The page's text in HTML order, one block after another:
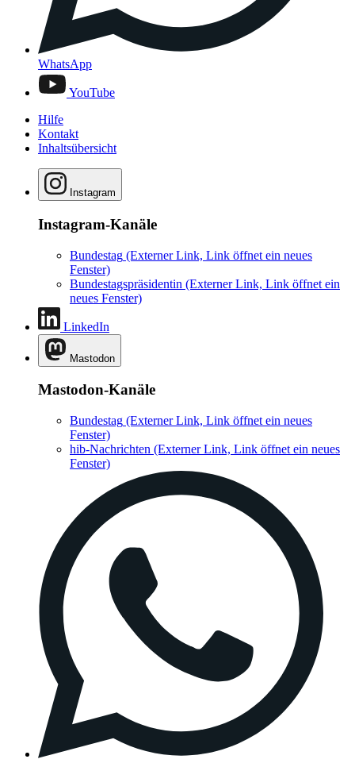
WhatsApp
YouTube
Hilfe
Kontakt
Inhaltsübersicht
Instagram
Instagram-Kanäle
Bundestag (Externer Link, Link öffnet ein neues
Fenster)
Bundestagspräsidentin (Externer Link, Link öffnet ein
neues Fenster)
LinkedIn
Mastodon
Mastodon-Kanäle
Bundestag (Externer Link, Link öffnet ein neues
Fenster)
hib-Nachrichten (Externer Link, Link öffnet ein neues
Fenster)